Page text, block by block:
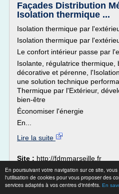
En poursuivant votre navigation sur ce site,
l'utilisation de cookies pour vous proposer des
services adaptés à vos centres d'intérêts. En
Façades Distribution
Isolation thermique ...
Isolation thermique par
Isolation thermique par
Le confort intérieur passe par
Isolante, régulatrice thermique,
décorative et pérenne,
une solution technique
Thermique par l'Extérieur,
bien-être
Économiser l'énergie
En...
Lire la suite
Site : http://fdmmarseille.fr
Thèmes liés :isolation
ite/isolation thermique
thermique par l exterieur